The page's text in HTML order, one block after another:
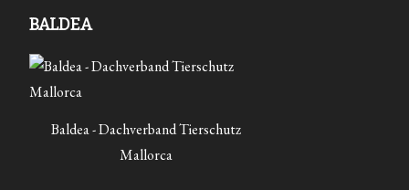
BALDEA
Baldea - Dachverband Tierschutz
Mallorca